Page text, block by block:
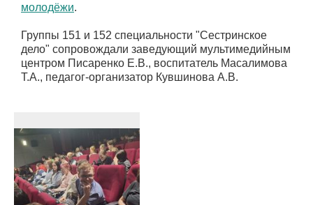
молодёжи.
Группы 151 и 152 специальности "Сестринское
дело" сопровождали заведующий мультимедийным
центром Писаренко Е.В., воспитатель Масалимова
Т.А., педагог-организатор Кувшинова А.В.